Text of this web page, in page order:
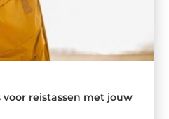
voor reistassen met jouw